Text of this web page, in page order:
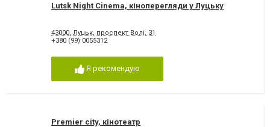
Lutsk Night Cinema, кіноперегляди у Луцьку
43000, Луцьк, проспект Волі, 31
+380 (99) 0055312
Я рекомендую
Premier city, кінотеатр